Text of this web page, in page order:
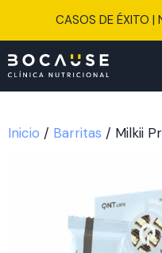
CASOS DE ÉXITO |
Inicio / Barritas / Milkii